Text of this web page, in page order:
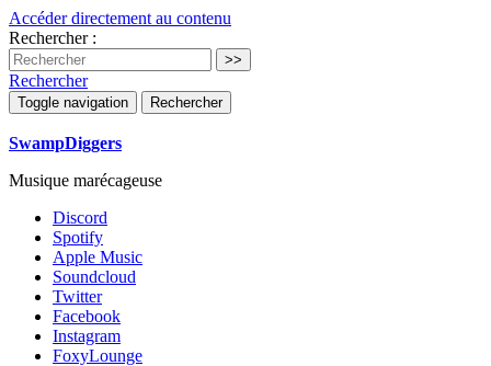
Accéder directement au contenu
Rechercher :
Rechercher
Toggle navigation Rechercher
SwampDiggers
Musique marécageuse
Discord
Spotify
Apple Music
Soundcloud
Twitter
Facebook
Instagram
FoxyLounge